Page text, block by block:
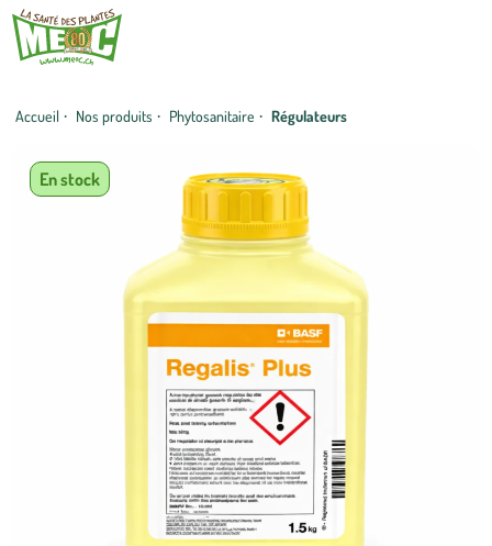
Accueil · Nos produits · Phytosanitaire · Régulateurs
En stock